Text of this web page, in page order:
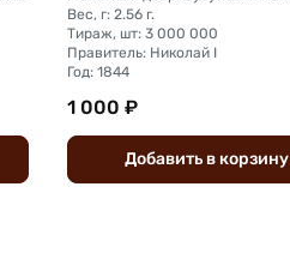
Вес, г: 2.56 г.
Тираж, шт: 3 000 000
Правитель: Николай I
Год: 1844
1 000 ₽
Добавить вкорзину